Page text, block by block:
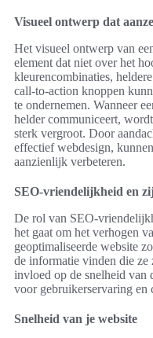
Visueel ontwerp dat
Het visueel ontwerp van
element dat niet over het
kleurencombinaties,
call-to-action knoppen
te ondernemen. Wanneer
helder communiceert,
sterk vergroot. Door
effectief webdesign,
aanzienlijk verbeteren.
SEO-vriendelijkheid en
De rol van SEO-
het gaat om het verhogen
geoptimaliseerde website
de informatie vinden die
invloed op de snelheid van
voor gebruikerservaring en
Snelheid van je website